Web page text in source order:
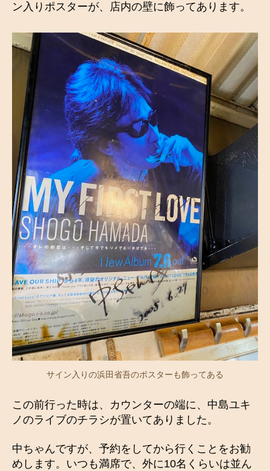
ン入りポスターが、店内の壁に飾ってあります。
サイン入りの浜田省吾のポスターも飾ってある
この前行った時は、カウンターの端に、中島ユキ
ノのライブのチラシが置いてありました。
中ちゃんですが、予約をしてから行くことをお勧
めします。いつも満席で、外に10名くらいは並ん